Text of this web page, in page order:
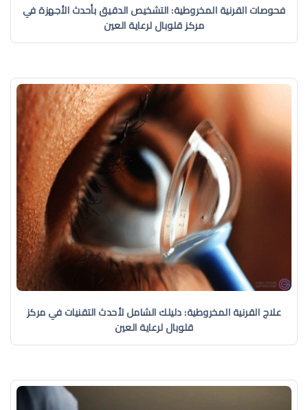
فحوصات القرنية المخروطية: التشخيص الدقيق بأحدث الأجهزة في
مركز قلوبال لرعاية العين
علاج القرنية المخروطية: دليلك الشامل لأحدث التقنيات في مركز
قلوبال لرعاية العين